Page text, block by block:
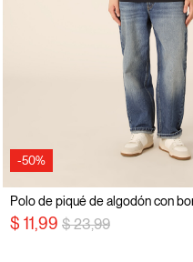
-50%
$ 11,99 precio rebajado desde
$ 23,99a